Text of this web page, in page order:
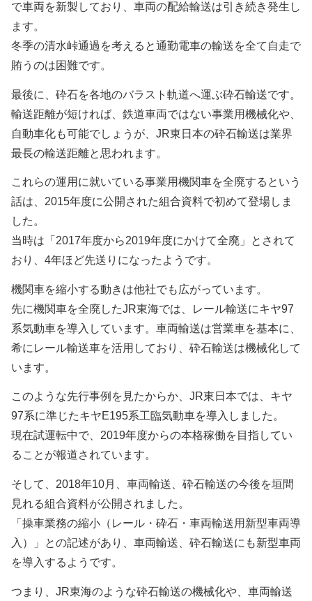
で車両を新製しており、車両の配給輸送は引き続き発生し
ます。
冬季の清水峠通過を考えると通勤電車の輸送を全て自走で
賄うのは困難です。
最後に、砕石を各地のバラスト軌道へ運ぶ砕石輸送です。
輸送距離が短ければ、鉄道車両ではない事業用機械化や、
自動車化も可能でしょうが、JR東日本の砕石輸送は業界
最長の輸送距離と思われます。
これらの運用に就いている事業用機関車を全廃するという
話は、2015年度に公開された組合資料で初めて登場しま
した。
当時は「2017年度から2019年度にかけて全廃」とされて
おり、4年ほど先送りになったようです。
機関車を縮小する動きは他社でも広がっています。
先に機関車を全廃したJR東海では、レール輸送にキヤ97
系気動車を導入しています。車両輸送は営業車を基本に、
希にレール輸送車を活用しており、砕石輸送は機械化して
います。
このような先行事例を見たからか、JR東日本では、キヤ
97系に準じたキヤE195系工臨気動車を導入しました。
現在試運転中で、2019年度からの本格稼働を目指してい
ることが報道されています。
そして、2018年10月、車両輸送、砕石輸送の今後を垣間
見れる組合資料が公開されました。
「操車業務の縮小（レール・砕石・車両輸送用新型車両導
入）」との記述があり、車両輸送、砕石輸送にも新型車両
を導入するようです。
つまり、JR東海のような砕石輸送の機械化や、車両輸送